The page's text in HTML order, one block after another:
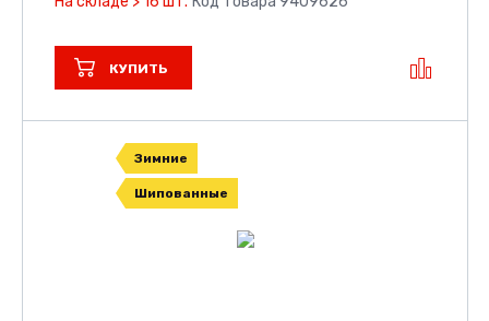
КУПИТЬ
Зимние
Шипованные